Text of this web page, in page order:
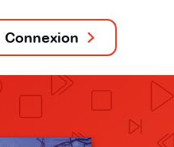
Connexion